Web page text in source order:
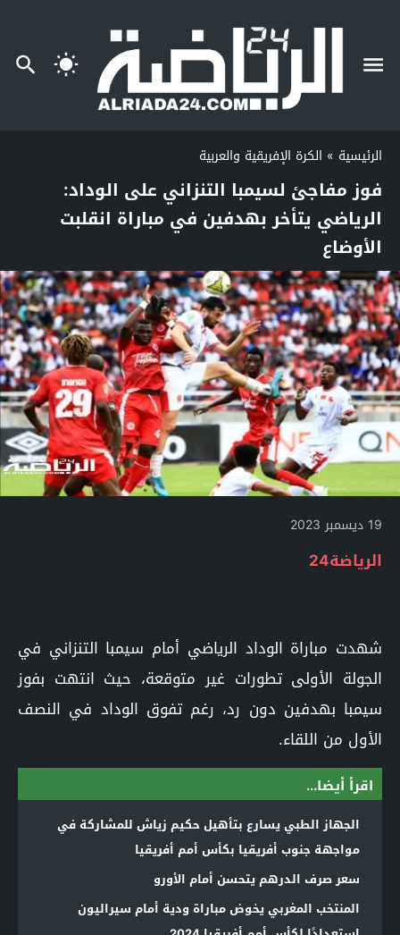
الرئيسية » الكرة الإفريقية والعربية
فوز مفاجئ لسيمبا التنزاني على الوداد:
الرياضي يتأخر بهدفين في مباراة انقلبت
الأوضاع
19 ديسمبر 2023
الرياضة24
شهدت مباراة الوداد الرياضي أمام سيمبا التنزاني في
الجولة الأولى تطورات غير متوقعة، حيث انتهت بفوز
سيمبا بهدفين دون رد، رغم تفوق الوداد في النصف
الأول من اللقاء.
اقرأ أيضا...
الجهاز الطبي يسارع بتأهيل حكيم زياش للمشاركة في
مواجهة جنوب أفريقيا بكأس أمم أفريقيا
سعر صرف الدرهم يتحسن أمام الأورو
المنتخب المغربي يخوض مباراة ودية أمام سيراليون